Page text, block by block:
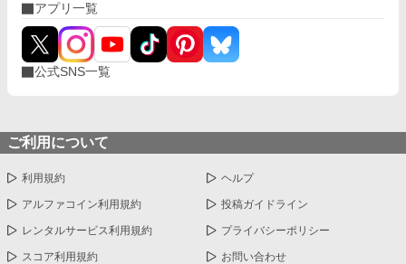
アプリ一覧
公式SNS一覧
ご利用について
利用規約 ヘルプ
アルファコイン利用規約 投稿ガイドライン
レンタルサービス利用規約 プライバシーポリシー
スコア利用規約 お問い合わせ